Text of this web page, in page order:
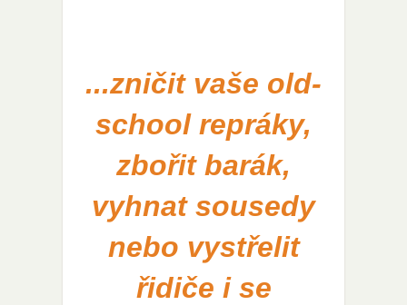
...zničit vaše old-
school repráky,
zbořit barák,
vyhnat sousedy
nebo vystřelit
řidiče i se